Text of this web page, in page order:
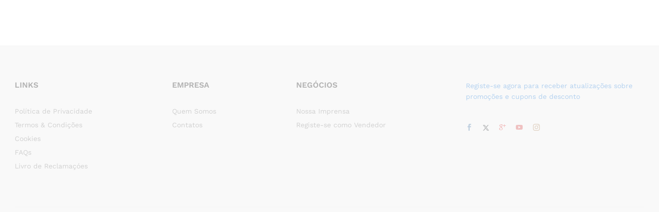
LINKS
Política de Privacidade
Termos & Condições
Cookies
FAQs
Livro de Reclamaçóes
EMPRESA
Quem Somos
Contatos
NEGÓCIOS
Nossa Imprensa
Registe-se como Vendedor
Registe-se agora para receber atualizações sobre
promoções e cupons de desconto